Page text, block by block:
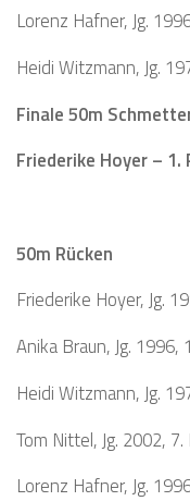
Lorenz Hafner, Jg.
Heidi Witzmann, Jg.
Finale 50m
Friederike Hoyer – 1.
50m Rücken
Friederike Hoyer, Jg.
Anika Braun, Jg.
Heidi Witzmann, Jg.
Tom Nittel, Jg. 2002,
Lorenz Hafner, Jg.